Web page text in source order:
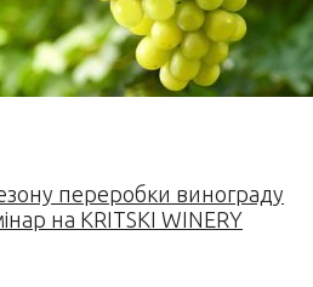
переробки винограду
на KRITSKI WINERY